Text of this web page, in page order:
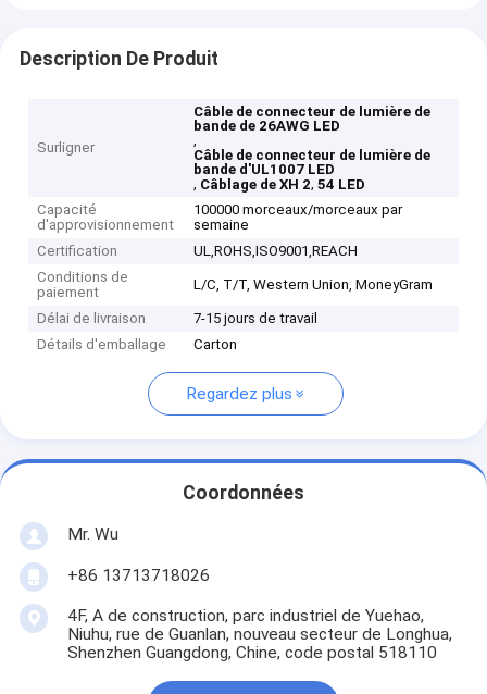
Description De Produit
Surligner
Câble de connecteur de lumière de
bande de 26AWG LED
,
Câble de connecteur de lumière de
bande d'UL1007 LED
, Câblage de XH 2,54 LED
Capacité
d'approvisionnement
100000 morceaux/morceaux par
semaine
Certification
UL,ROHS,ISO9001,REACH
Conditions de
paiement
L/C, T/T, Western Union, MoneyGram
Délai de livraison
7-15 jours de travail
Détails d'emballage
Carton
Regardez plus
Coordonnées
Mr. Wu
+86 13713718026
4F, A de construction, parc industriel de Yuehao,
Niuhu, rue de Guanlan, nouveau secteur de Longhua,
Shenzhen Guangdong, Chine, code postal 518110